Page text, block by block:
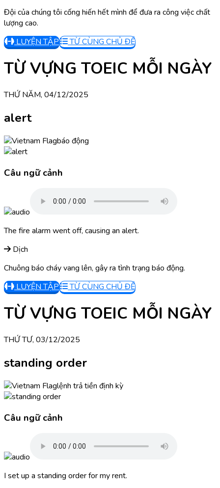
Đội của chúng tôi cống hiến hết mình để đưa ra công việc chất
lượng cao.
LUYỆN TẬP
TỪ CÙNG CHỦ ĐỀ
TỪ VỰNG TOEIC MỖI NGÀY
THỨ NĂM, 04/12/2025
alert
báo động
Câu ngữ cảnh
The fire alarm went off, causing an alert.
Dịch
Chuông báo cháy vang lên, gây ra tình trạng báo động.
LUYỆN TẬP
TỪ CÙNG CHỦ ĐỀ
TỪ VỰNG TOEIC MỖI NGÀY
THỨ TƯ, 03/12/2025
standing order
lệnh trả tiền định kỳ
Câu ngữ cảnh
I set up a standing order for my rent.